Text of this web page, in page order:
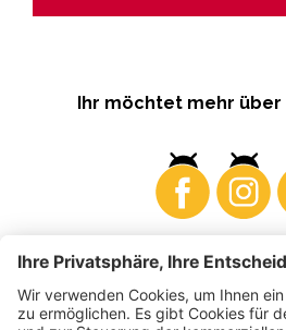
Ihr möchtet mehr über
Business